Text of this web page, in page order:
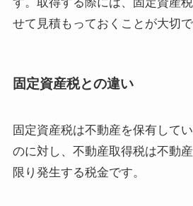
せて見積もっておくことが大切で
固定資産税との違い
固定資産税は不動産を保有して
のに対し、不動産取得税は不動
限り発生する税金です。